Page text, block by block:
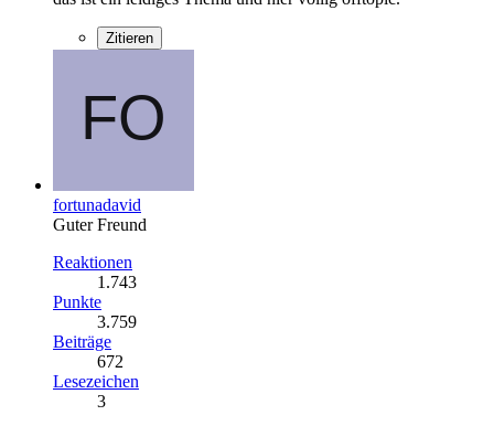
Zitieren
fortunadavid
Guter Freund
Reaktionen
1.743
Punkte
3.759
Beiträge
672
Lesezeichen
3